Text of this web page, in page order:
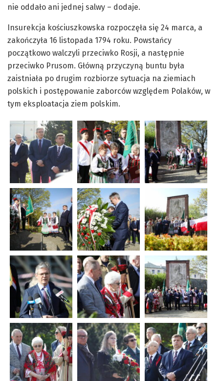
nie oddało ani jednej salwy – dodaje.
Insurekcja kościuszkowska rozpoczęła się 24 marca, a
zakończyła 16 listopada 1794 roku. Powstańcy
początkowo walczyli przeciwko Rosji, a następnie
przeciwko Prusom. Główną przyczyną buntu była
zaistniała po drugim rozbiorze sytuacja na ziemiach
polskich i postępowanie zaborców względem Polaków, w
tym eksploatacja ziem polskim.